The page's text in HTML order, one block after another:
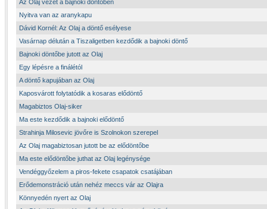
Az Olaj vezet a bajnoki döntőben
Nyitva van az aranykapu
Dávid Kornél: Az Olaj a döntő esélyese
Vasárnap délután a Tiszaligetben kezdődik a bajnoki döntő
Bajnoki döntőbe jutott az Olaj
Egy lépésre a finálétól
A döntő kapujában az Olaj
Kaposvárott folytatódik a kosaras elődöntő
Magabiztos Olaj-siker
Ma este kezdődik a bajnoki elődöntő
Strahinja Milosevic jövőre is Szolnokon szerepel
Az Olaj magabiztosan jutott be az elődöntőbe
Ma este elődöntőbe juthat az Olaj legénysége
Vendéggyőzelem a piros-fekete csapatok csatájában
Erődemonstráció után nehéz meccs vár az Olajra
Könnyedén nyert az Olaj